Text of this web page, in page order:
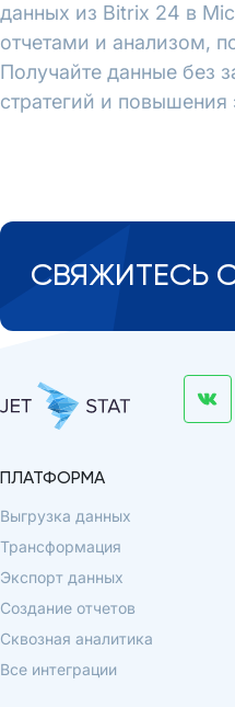
данных из Bitrix 24 в
отчетами и анализом,
Получайте данные без
стратегий и
СВЯЖИТЕСЬ
ПЛАТФОРМА
Выгрузка данных
Трансформация
Экспорт данных
Создание отчетов
Сквозная аналитика
Все интеграции